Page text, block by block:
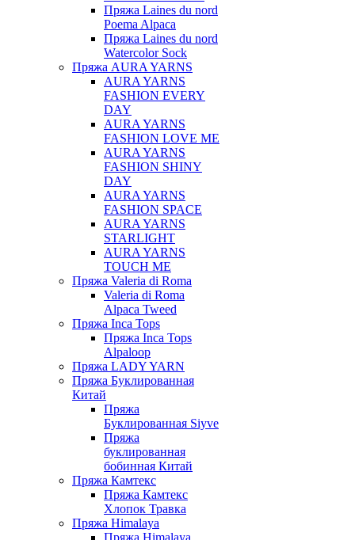
Пряжа Laines du nord
Poema Alpaca
Пряжа Laines du nord
Watercolor Sock
Пряжа AURA YARNS
AURA YARNS
FASHION EVERY
DAY
AURA YARNS
FASHION LOVE ME
AURA YARNS
FASHION SHINY
DAY
AURA YARNS
FASHION SPACE
AURA YARNS
STARLIGHT
AURA YARNS
TOUCH ME
Пряжа Valeria di Roma
Valeria di Roma
Alpaca Tweed
Пряжа Inca Tops
Пряжа Inca Tops
Alpaloop
Пряжа LADY YARN
Пряжа Буклированная
Китай
Пряжа
Буклированная Siyve
Пряжа
буклированная
бобинная Китай
Пряжа Камтекс
Пряжа Камтекс
Хлопок Травка
Пряжа Himalaya
Пряжа Himalaya